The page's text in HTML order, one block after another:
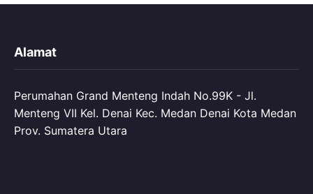
Alamat
Perumahan Grand Menteng Indah No.99K - Jl.
Menteng VII Kel. Denai Kec. Medan Denai Kota Medan
Prov. Sumatera Utara